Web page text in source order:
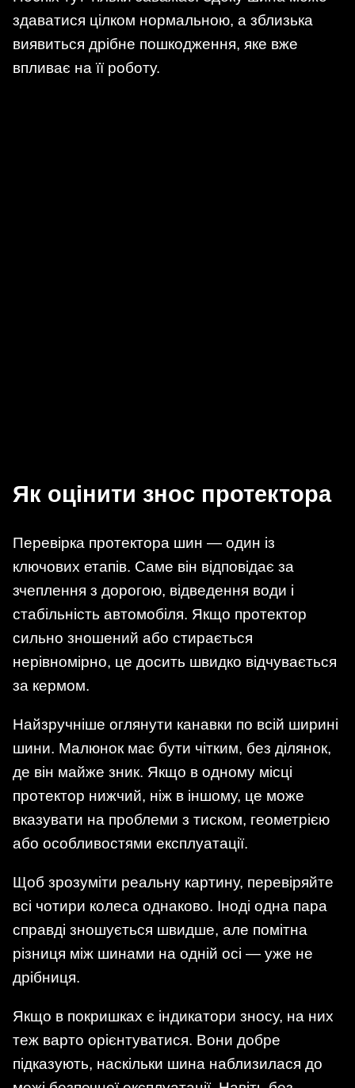
здаватися цілком нормальною, а зблизька
виявиться дрібне пошкодження, яке вже
впливає на її роботу.
Як оцінити знос протектора
Перевірка протектора шин — один із
ключових етапів. Саме він відповідає за
зчеплення з дорогою, відведення води і
стабільність автомобіля. Якщо протектор
сильно зношений або стирається
нерівномірно, це досить швидко відчувається
за кермом.
Найзручніше оглянути канавки по всій ширині
шини. Малюнок має бути чітким, без ділянок,
де він майже зник. Якщо в одному місці
протектор нижчий, ніж в іншому, це може
вказувати на проблеми з тиском, геометрією
або особливостями експлуатації.
Щоб зрозуміти реальну картину, перевіряйте
всі чотири колеса однаково. Іноді одна пара
справді зношується швидше, але помітна
різниця між шинами на одній осі — уже не
дрібниця.
Якщо в покришках є індикатори зносу, на них
теж варто орієнтуватися. Вони добре
підказують, наскільки шина наблизилася до